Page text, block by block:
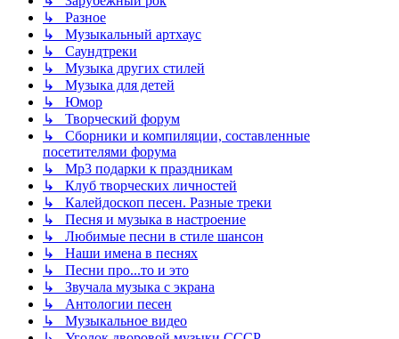
↳ Разное
↳ Музыкальный артхаус
↳ Саундтреки
↳ Музыка других стилей
↳ Музыка для детей
↳ Юмор
↳ Творческий форум
↳ Сборники и компиляции, составленные
посетителями форума
↳ Mp3 подарки к праздникам
↳ Клуб творческих личностей
↳ Калейдоскоп песен. Разные треки
↳ Песня и музыка в настроение
↳ Любимые песни в стиле шансон
↳ Наши имена в песнях
↳ Песни про...то и это
↳ Звучала музыка с экрана
↳ Антологии песен
↳ Музыкальное видео